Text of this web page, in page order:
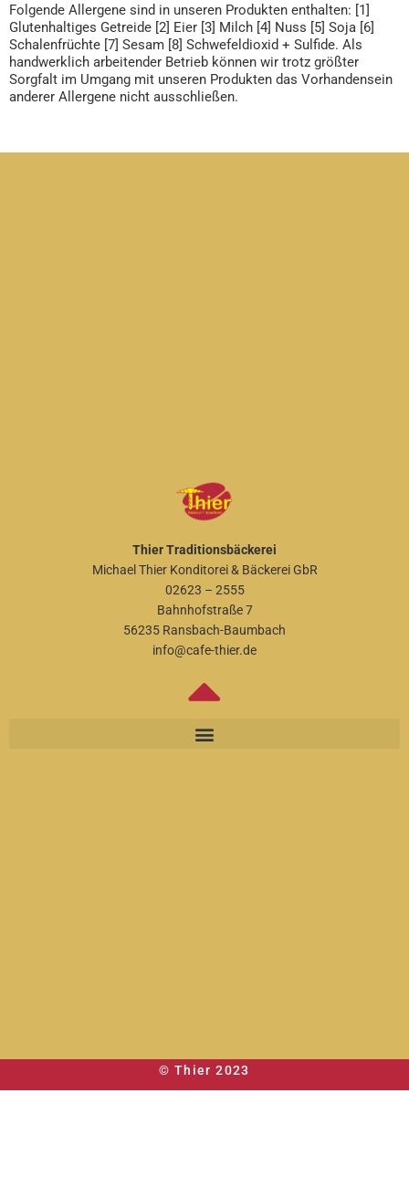
Folgende Allergene sind in unseren Produkten enthalten: [1]
Glutenhaltiges Getreide [2] Eier [3] Milch [4] Nuss [5] Soja [6]
Schalenfrüchte [7] Sesam [8] Schwefeldioxid + Sulfide. Als
handwerklich arbeitender Betrieb können wir trotz größter
Sorgfalt im Umgang mit unseren Produkten das Vorhandensein
anderer Allergene nicht ausschließen.
Thier Traditionsbäckerei
Michael Thier Konditorei & Bäckerei GbR
02623 – 2555
Bahnhofstraße 7
56235 Ransbach-Baumbach
info@cafe-thier.de
© Thier 2023